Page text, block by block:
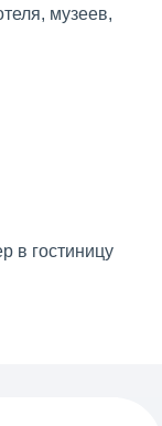
музеев,
в гостиницу